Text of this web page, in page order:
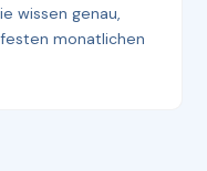
wissen genau,
monatlichen